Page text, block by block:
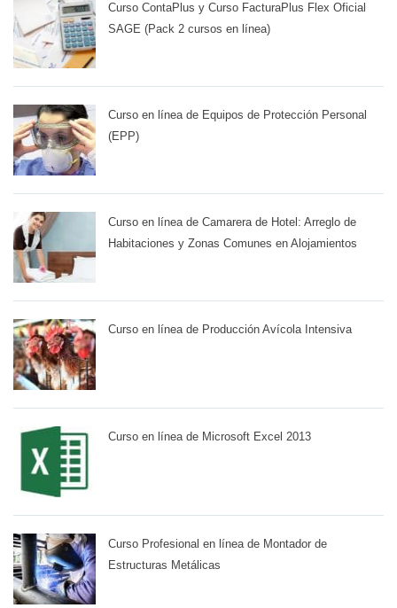
Curso ContaPlus y Curso FacturaPlus Flex Oficial
SAGE (Pack 2 cursos en línea)
Curso en línea de Equipos de Protección Personal
(EPP)
Curso en línea de Camarera de Hotel: Arreglo de
Habitaciones y Zonas Comunes en Alojamientos
Curso en línea de Producción Avícola Intensiva
Curso en línea de Microsoft Excel 2013
Curso Profesional en línea de Montador de
Estructuras Metálicas